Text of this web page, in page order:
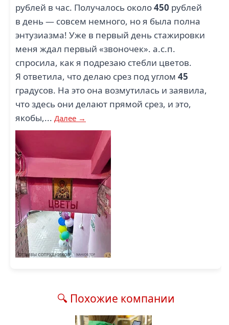
рублей в час. Получалось около450 рублей
в день — совсем немного, но я была полна
энтузиазма! Уже в первый день стажировки
меня ждал первый «звоночек». а.с.п.
спросила, как я подрезаю стебли цветов.
Я ответила, что делаю срез под углом 45
градусов. На это она возмутилась и заявила,
что здесь они делают прямой срез, и это,
якобы,... Далее →
🔍 Похожие компании